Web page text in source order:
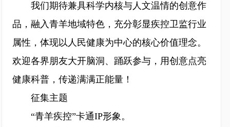
我们期待兼具科学内核与人文温情的创意作
品，融入青羊地域特色，充分彰显疾控卫监行业
属性，体现以人民健康为中心的核心价值理念。
欢迎各界朋友大开脑洞、踊跃参与，用创意点亮
健康科普，传递满满正能量！
征集主题
“青羊疾控”卡通IP形象。